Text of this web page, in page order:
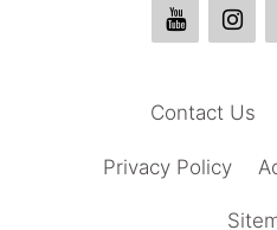
Contact Us
Privacy Policy